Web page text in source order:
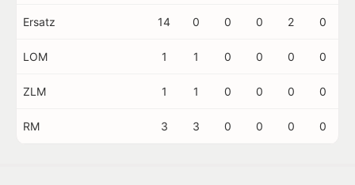
Ersatz 14 0 0 0 2 0
LOM 1 1 0 0 0 0
ZLM 1 1 0 0 0 0
RM 3 3 0 0 0 0